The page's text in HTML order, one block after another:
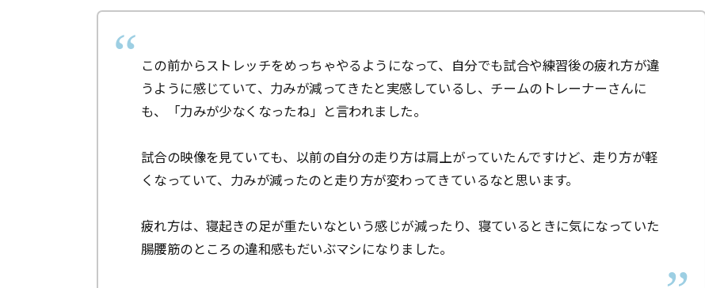
この前からストレッチをめっちゃやるようになって、自分でも試合や練習後の疲れ方が違
うように感じていて、力みが減ってきたと実感しているし、チームのトレーナーさんに
も、「力みが少なくなったね」と言われました。
試合の映像を見ていても、以前の自分の走り方は肩上がっていたんですけど、走り方が軽
くなっていて、力みが減ったのと走り方が変わってきているなと思います。
疲れ方は、寝起きの足が重たいなという感じが減ったり、寝ているときに気になっていた
腸腰筋のところの違和感もだいぶマシになりました。